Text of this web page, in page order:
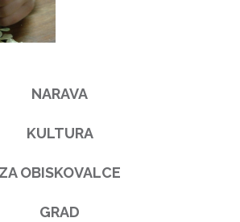
NARAVA
KULTURA
ZA OBISKOVALCE
GRAD